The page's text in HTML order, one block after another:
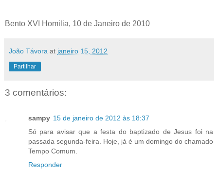
Bento XVI Homilia, 10 de Janeiro de 2010
João Távora at janeiro 15, 2012
Partilhar
3 comentários:
sampy 15 de janeiro de 2012 às 18:37
Só para avisar que a festa do baptizado de Jesus foi na
passada segunda-feira. Hoje, já é um domingo do chamado
Tempo Comum.
Responder